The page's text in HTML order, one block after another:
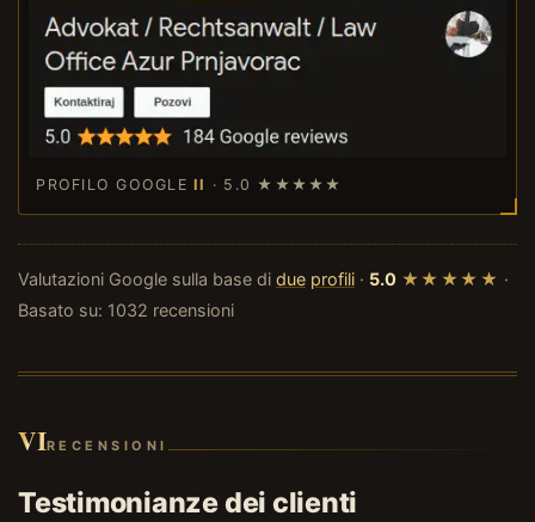
PROFILO GOOGLEII · 5.0 ★★★★★
Valutazioni Google sulla base di due profili · 5.0 ★★★★★ ·
Basato su: 1032 recensioni
VIRECENSIONI
Testimonianze dei clienti